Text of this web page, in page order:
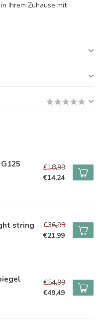
in Ihrem Zuhause mit
€18,99
€14,24
string
€36,99
€21,99
€54,99
€49,49